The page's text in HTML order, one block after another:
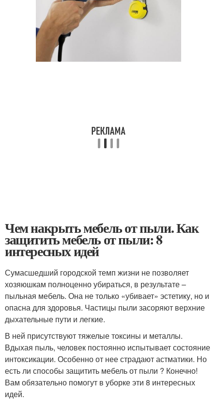
Чем накрыть мебель от пыли. Как
защитить мебель от пыли: 8
интересных идей
Сумасшедший городской темп жизни не позволяет
хозяюшкам полноценно убираться, в результате –
пыльная мебель. Она не только «убивает» эстетику, но и
опасна для здоровья. Частицы пыли засоряют верхние
дыхательные пути и легкие.
В ней присутствуют тяжелые токсины и металлы.
Вдыхая пыль, человек постоянно испытывает состояние
интоксикации. Особенно от нее страдают астматики. Но
есть ли способы защитить мебель от пыли ? Конечно!
Вам обязательно помогут в уборке эти 8 интересных
идей.